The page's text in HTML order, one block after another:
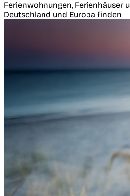
Ferienwohnungen, Ferienhäuser
Deutschland und Europa finden